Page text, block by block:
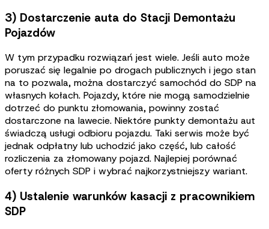
3) Dostarczenie auta do Stacji Demontażu
Pojazdów
W tym przypadku rozwiązań jest wiele. Jeśli auto może
poruszać się legalnie po drogach publicznych i jego stan
na to pozwala, można dostarczyć samochód do SDP na
własnych kołach. Pojazdy, które nie mogą samodzielnie
dotrzeć do punktu złomowania, powinny zostać
dostarczone na lawecie. Niektóre punkty demontażu aut
świadczą usługi odbioru pojazdu. Taki serwis może być
jednak odpłatny lub uchodzić jako część, lub całość
rozliczenia za złomowany pojazd. Najlepiej porównać
oferty różnych SDP i wybrać najkorzystniejszy wariant.
4) Ustalenie warunków kasacji z pracownikiem
SDP